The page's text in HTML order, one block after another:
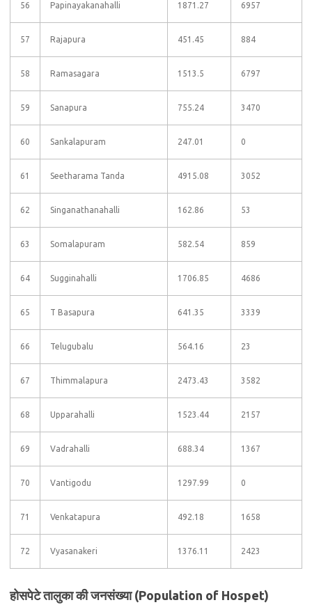
56 Papinayakanahalli 1871.27 6957
57 Rajapura 451.45 884
58 Ramasagara 1513.5 6797
59 Sanapura 755.24 3470
60 Sankalapuram 247.01 0
61 Seetharama Tanda 4915.08 3052
62 Singanathanahalli 162.86 53
63 Somalapuram 582.54 859
64 Sugginahalli 1706.85 4686
65 T Basapura 641.35 3339
66 Telugubalu 564.16 23
67 Thimmalapura 2473.43 3582
68 Upparahalli 1523.44 2157
69 Vadrahalli 688.34 1367
70 Vantigodu 1297.99 0
71 Venkatapura 492.18 1658
72 Vyasanakeri 1376.11 2423
होसपेटे तालुका की जनसंख्या (Population of Hospet)